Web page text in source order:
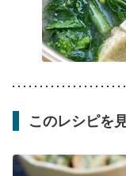
このレシピを